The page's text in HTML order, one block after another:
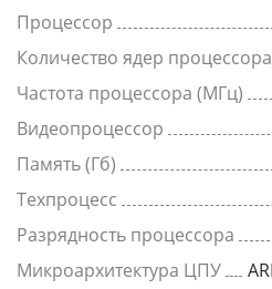
Процессор
Количество ядер процессора
Частота процессора (МГц)
Видеопроцессор
Память (Гб)
Техпроцесс
Разрядность процессора
Микроархитектура ЦПУ